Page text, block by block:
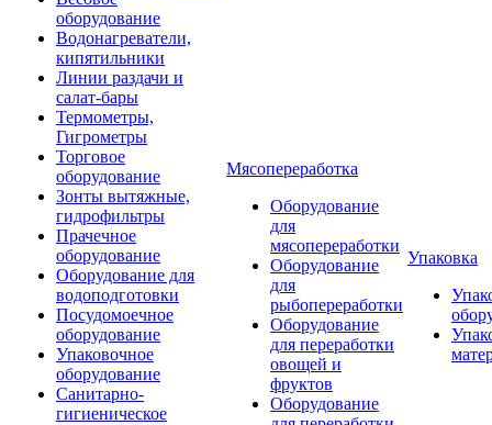
оборудование
Водонагреватели,
кипятильники
Линии раздачи и
салат-бары
Термометры,
Гигрометры
Торговое
оборудование
Зонты вытяжные,
гидрофильтры
Прачечное
оборудование
Оборудование для
водоподготовки
Посудомоечное
оборудование
Упаковочное
оборудование
Санитарно-
гигиеническое
Мясопереработка
Оборудование
для
мясопереработки
Оборудование
для
рыбопереработки
Оборудование
для переработки
овощей и
фруктов
Оборудование
Упаковка